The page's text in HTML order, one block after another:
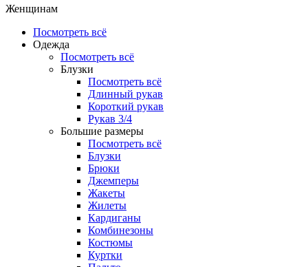
Женщинам
Посмотреть всё
Одежда
Посмотреть всё
Блузки
Посмотреть всё
Длинный рукав
Короткий рукав
Рукав 3/4
Большие размеры
Посмотреть всё
Блузки
Брюки
Джемперы
Жакеты
Жилеты
Кардиганы
Комбинезоны
Костюмы
Куртки